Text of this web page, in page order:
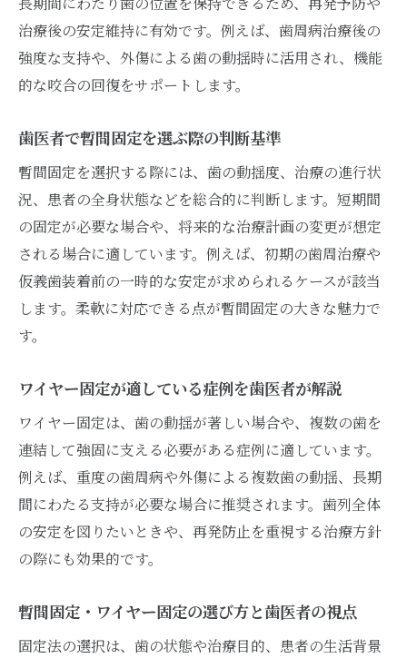
治療後の安定維持に有効です。例えば、歯周病治療後の
強度な支持や、外傷による歯の動揺時に活用され、機能
的な咬合の回復をサポートします。
歯医者で暫間固定を選ぶ際の判断基準
暫間固定を選択する際には、歯の動揺度、治療の進行状
況、患者の全身状態などを総合的に判断します。短期間
の固定が必要な場合や、将来的な治療計画の変更が想定
される場合に適しています。例えば、初期の歯周治療や
仮義歯装着前の一時的な安定が求められるケースが該当
します。柔軟に対応できる点が暫間固定の大きな魅力で
す。
ワイヤー固定が適している症例を歯医者が解説
ワイヤー固定は、歯の動揺が著しい場合や、複数の歯を
連結して強固に支える必要がある症例に適しています。
例えば、重度の歯周病や外傷による複数歯の動揺、長期
間にわたる支持が必要な場合に推奨されます。歯列全体
の安定を図りたいときや、再発防止を重視する治療方針
の際にも効果的です。
暫間固定・ワイヤー固定の選び方と歯医者の視点
固定法の選択は、歯の状態や治療目的、患者の生活背景